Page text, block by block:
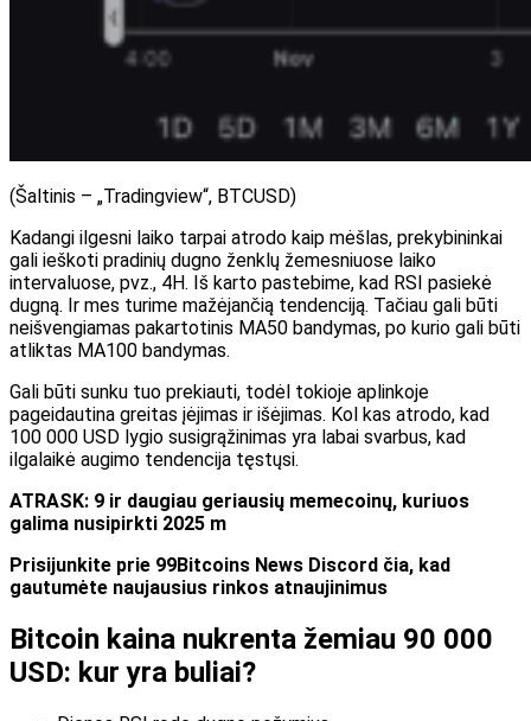
(Šaltinis – „Tradingview“, BTCUSD)
Kadangi ilgesni laiko tarpai atrodo kaip mėšlas, prekybininkai
gali ieškoti pradinių dugno ženklų žemesniuose laiko
intervaluose, pvz., 4H. Iš karto pastebime, kad RSI pasiekė
dugną. Ir mes turime mažėjančią tendenciją. Tačiau gali būti
neišvengiamas pakartotinis MA50 bandymas, po kurio gali būti
atliktas MA100 bandymas.
Gali būti sunku tuo prekiauti, todėl tokioje aplinkoje
pageidautina greitas įėjimas ir išėjimas. Kol kas atrodo, kad
100 000 USD lygio susigrąžinimas yra labai svarbus, kad
ilgalaikė augimo tendencija tęstųsi.
ATRASK: 9 ir daugiau geriausių memecoinų, kuriuos
galima nusipirkti 2025 m
Prisijunkite prie 99Bitcoins News Discord čia, kad
gautumėte naujausius rinkos atnaujinimus
Bitcoin kaina nukrenta žemiau 90 000
USD: kur yra buliai?